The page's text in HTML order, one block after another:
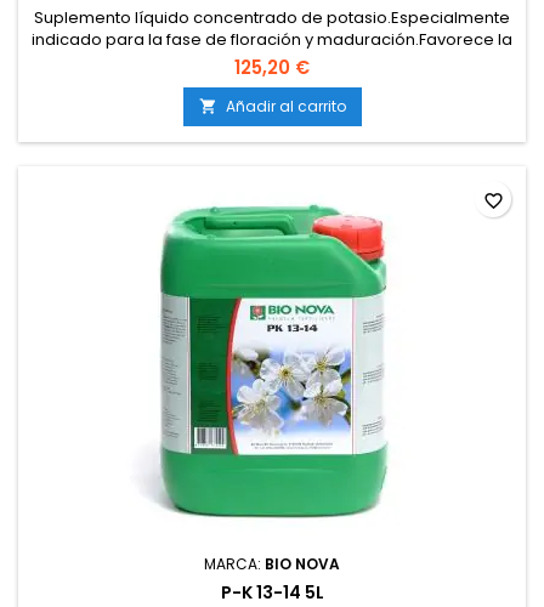
Suplemento líquido concentrado de potasio.Especialmente
indicado para la fase de floración y maduración.Favorece la
formación de cogollos densos y resinosos.Asegura una
mejor síntesis de azúcares y proteínas.Compatible con todo
tipo de sistemas de cultivo.
125,20 €
 Añadir al carrito
MARCA: BIO NOVA
P-K 13-14 5L
favorite_border